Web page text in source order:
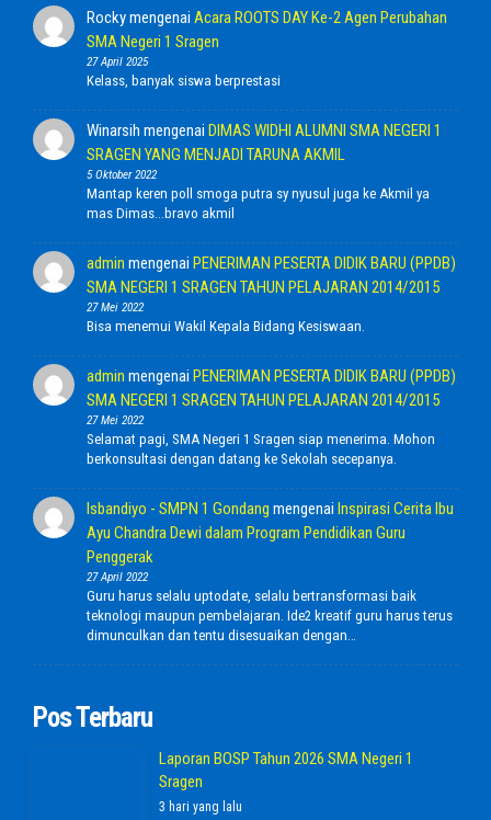
Rockymengenai Acara ROOTS DAY Ke-2 Agen Perubahan
SMA Negeri 1 Sragen
27 April 2025
Kelass, banyak siswa berprestasi
Winarsih mengenai DIMAS WIDHI ALUMNI SMA NEGERI 1
SRAGEN YANG MENJADI TARUNA AKMIL
5 Oktober 2022
Mantap keren poll smoga putra sy nyusul juga ke Akmil ya
mas Dimas...bravo akmil
admin mengenai PENERIMAN PESERTA DIDIK BARU (PPDB)
SMA NEGERI 1 SRAGEN TAHUN PELAJARAN 2014/2015
27 Mei 2022
Bisa menemui Wakil Kepala Bidang Kesiswaan.
admin mengenai PENERIMAN PESERTA DIDIK BARU (PPDB)
SMA NEGERI 1 SRAGEN TAHUN PELAJARAN 2014/2015
27 Mei 2022
Selamat pagi, SMA Negeri 1 Sragen siap menerima. Mohon
berkonsultasi dengan datang ke Sekolah secepanya.
Isbandiyo - SMPN 1 Gondang mengenai Inspirasi Cerita Ibu
Ayu Chandra Dewi dalam Program Pendidikan Guru
Penggerak
27 April 2022
Guru harus selalu uptodate, selalu bertransformasi baik
teknologi maupun pembelajaran. Ide2 kreatif guru harus terus
dimunculkan dan tentu disesuaikan dengan…
Pos Terbaru
Laporan BOSP Tahun 2026 SMA Negeri 1
Sragen
3 hari yang lalu